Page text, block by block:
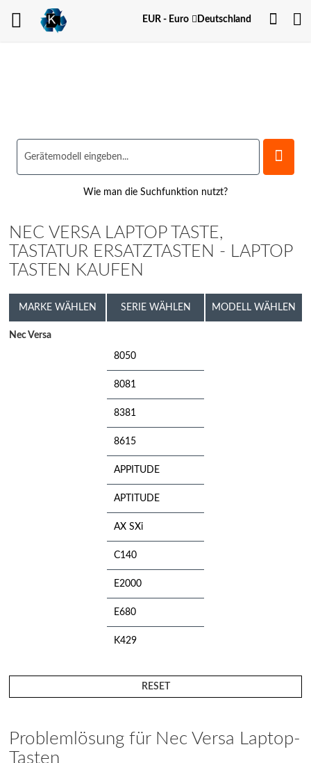
Währung
EUR - Euro Deutschland
Dein
Wie man die Suchfunktion nutzt?
NEC VERSA LAPTOP TASTE,
TASTATUR ERSATZTASTEN - LAPTOP
TASTEN KAUFEN
MARKE WÄHLEN SERIE WÄHLEN MODELL WÄHLEN
Nec Versa
8050
8081
8381
8615
APPITUDE
APTITUDE
AX SXi
C140
E2000
E680
K429
L1300
RESET
Problemlösung für Nec Versa Laptop-
Tasten